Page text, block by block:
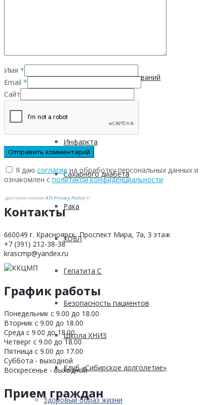
Инфекционных заболеваний
Инфаркта
Сахарного диабета
Рака
ХОБЛ
Гепатита С
Безопасность пациентов
Школа ХНИЗ
Клуб «Сибирское долголетие»
Здоровый образ жизни
Имя *
Email *
Сайт
Я даю согласие на обработку персональных данных и
ознакомлен с политикой конфиденциальности
доступен плагинATs Privacy Policy©
Контакты
660049 г. Красноярск, Проспект Мира, 7а, 3 этаж
+7 (391) 212-38-38
krascmp@yandex.ru
График работы
Понедельник с 9.00 до 18.00
Вторник с 9.00 до 18.00
Среда с 9.00 до 18.00
Четверг с 9.00 до 18.00
Пятница с 9.00 до 17.00
Суббота - выходной
Воскресенье - выходной
Прием граждан